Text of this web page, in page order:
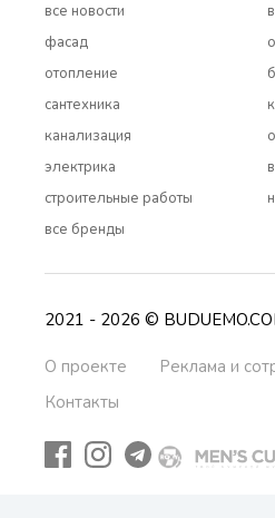
все новости
фасад
отопление
сантехника
канализация
электрика
строительные работы
все бренды
2021 - 2026 ©
О проекте
Реклама и
Контакты